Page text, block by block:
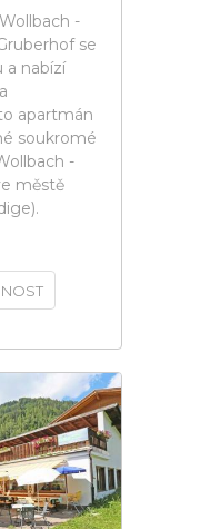
-
se
a nabízí
apartmán
soukromé
-
městě